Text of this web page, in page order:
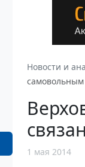
Новости и
самовольным
1 мая 2014